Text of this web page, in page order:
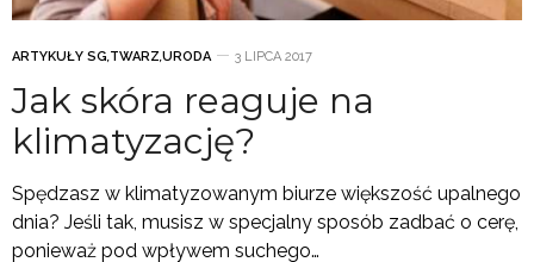
ARTYKUŁY SG,TWARZ,URODA 3 LIPCA 2017
Jak skóra reaguje na
klimatyzację?
Spędzasz w klimatyzowanym biurze większość upalnego
dnia? Jeśli tak, musisz w specjalny sposób zadbać o cerę,
ponieważ pod wpływem suchego…